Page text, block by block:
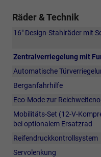
Räder & Technik
16" Design-Stahlräder mit
Zentralverriegelung mit
Automatische
Berganfahrhilfe
Eco-Mode zur
Mobilitäts-Set (12-V-
bei optionalem Ersatzrad
Reifendruckkontrollsystem
Servolenkung